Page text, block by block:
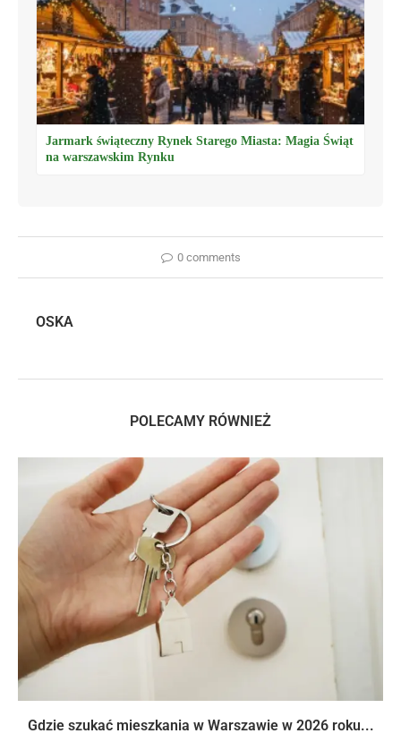
Jarmark świąteczny Rynek Starego Miasta: Magia Świąt
na warszawskim Rynku
0 comments
OSKA
POLECAMY RÓWNIEŻ
Gdzie szukać mieszkania w Warszawie w 2026 roku...